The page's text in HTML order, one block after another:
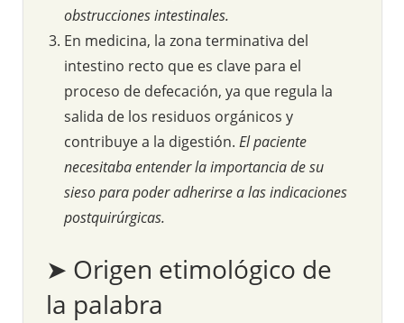
obstrucciones intestinales.
En medicina, la zona terminativa del
intestino recto que es clave para el
proceso de defecación, ya que regula la
salida de los residuos orgánicos y
contribuye a la digestión. El paciente
necesitaba entender la importancia de su
sieso para poder adherirse a las indicaciones
postquirúrgicas.
➤ Origen etimológico de
la palabra